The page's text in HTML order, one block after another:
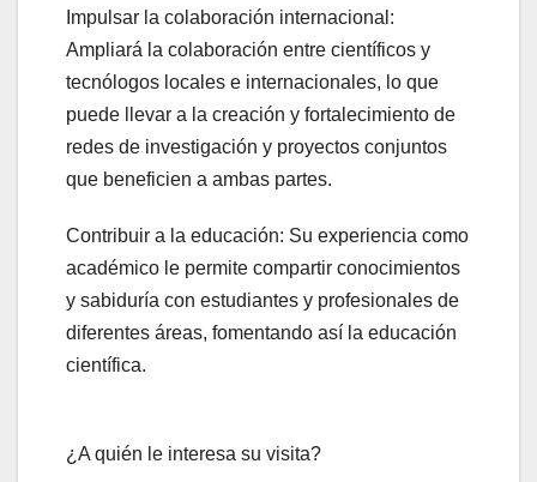
Impulsar la colaboración internacional:
Ampliará la colaboración entre científicos y
tecnólogos locales e internacionales, lo que
puede llevar a la creación y fortalecimiento de
redes de investigación y proyectos conjuntos
que beneficien a ambas partes.
Contribuir a la educación: Su experiencia como
académico le permite compartir conocimientos
y sabiduría con estudiantes y profesionales de
diferentes áreas, fomentando así la educación
científica.
¿A quién le interesa su visita?